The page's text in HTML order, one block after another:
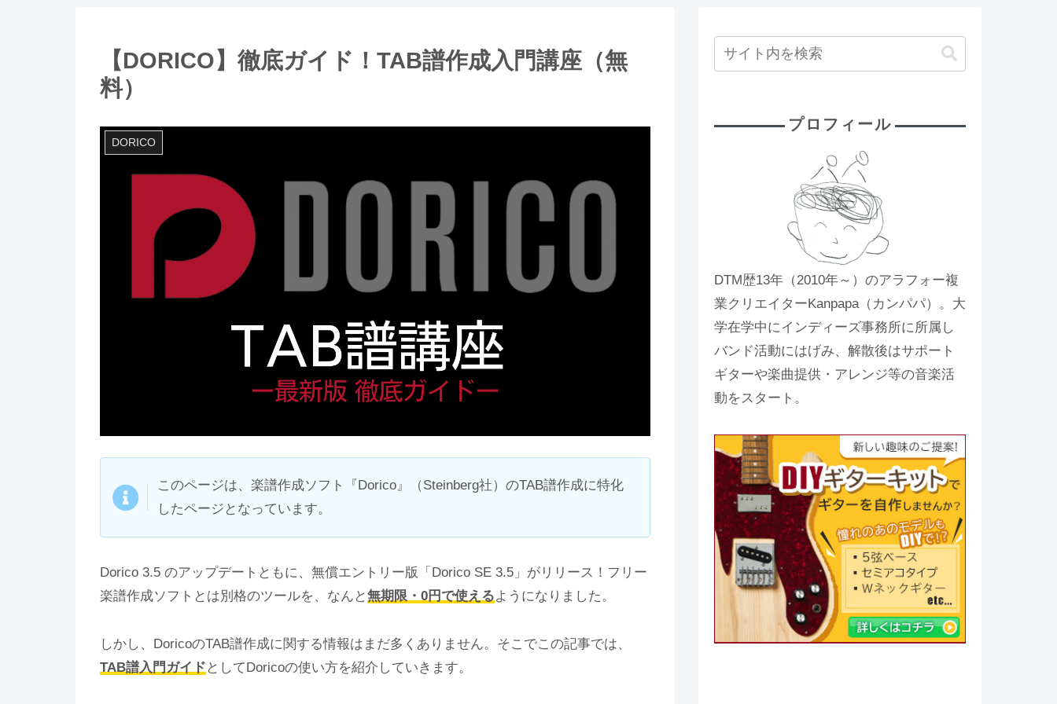
【DORICO】徹底ガイド！TAB譜作成入門講座（無
料）
DORICO
このページは、楽譜作成ソフト『Dorico』（Steinberg社）のTAB譜作成に特化
したページとなっています。
Dorico 3.5 のアップデートともに、無償エントリー版「Dorico SE 3.5」がリリース！フリー
楽譜作成ソフトとは別格のツールを、なんと無期限・0円で使えるようになりました。
しかし、DoricoのTAB譜作成に関する情報はまだ多くありません。そこでこの記事では、
TAB譜入門ガイド としてDoricoの使い方を紹介していきます。
プロフィール
DTM歴13年（2010年～）のアラフォー複
業クリエイターKanpapa（カンパパ）。大
学在学中にインディーズ事務所に所属し
バンド活動にはげみ、解散後はサポート
ギターや楽曲提供・アレンジ等の音楽活
動をスタート。